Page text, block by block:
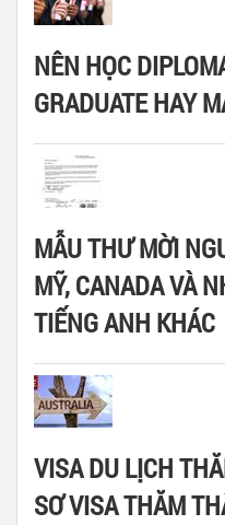
NÊN HỌC
GRADUATE HAY
MẪU THƯ MỜI
MỸ, CANADA VÀ
TIẾNG ANH KHÁC
VISA DU LỊCH
SƠ VISA THĂM